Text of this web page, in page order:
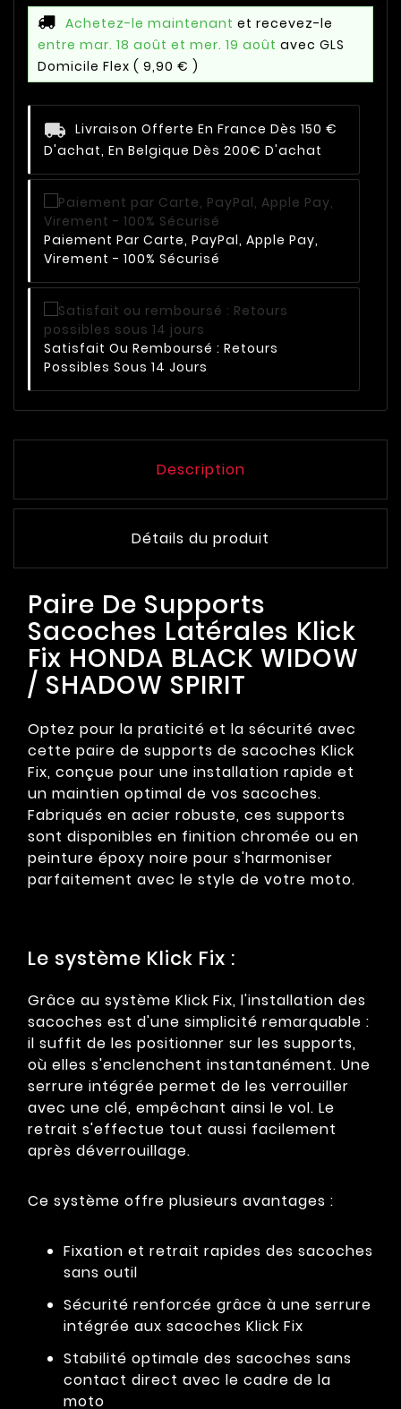
Achetez-le maintenant et recevez-le
entre mar. 18 août et mer. 19 août avec GLS
Domicile Flex ( 9,90 € )
Livraison Offerte En France Dès 150 €
D'achat, En Belgique Dès 200€ D'achat
Paiement Par Carte, PayPal, Apple Pay,
Virement - 100% Sécurisé
Satisfait Ou Remboursé : Retours
Possibles Sous 14 Jours
Description
Détails du produit
Paire De Supports
Sacoches Latérales Klick
Fix HONDA BLACK WIDOW
/ SHADOW SPIRIT
Optez pour la praticité et la sécurité avec
cette paire de supports de sacoches Klick
Fix, conçue pour une installation rapide et
un maintien optimal de vos sacoches.
Fabriqués en acier robuste, ces supports
sont disponibles en finition chromée ou en
peinture époxy noire pour s'harmoniser
parfaitement avec le style de votre moto.
Le système Klick Fix :
Grâce au système Klick Fix, l'installation des
sacoches est d'une simplicité remarquable :
il suffit de les positionner sur les supports,
où elles s'enclenchent instantanément. Une
serrure intégrée permet de les verrouiller
avec une clé, empêchant ainsi le vol. Le
retrait s'effectue tout aussi facilement
après déverrouillage.
Ce système offre plusieurs avantages :
Fixation et retrait rapides des sacoches
sans outil
Sécurité renforcée grâce à une serrure
intégrée aux sacoches Klick Fix
Stabilité optimale des sacoches sans
contact direct avec le cadre de la
moto